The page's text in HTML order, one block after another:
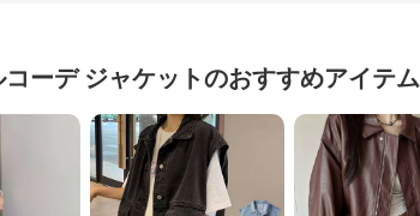
コーデ ジャケットのおすすめアイテム